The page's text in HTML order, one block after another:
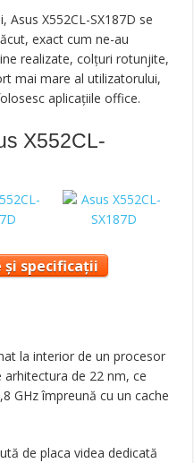
Asus X552CL-SX187D se
exact cum ne-au
realizate, colțuri rotunjite,
mai mare al utilizatorului,
aplicațiile office.
X552CL-
și specificații
la interior de un procesor
de 22 nm, ce
GHz împreună cu un cache
de placa videa dedicată